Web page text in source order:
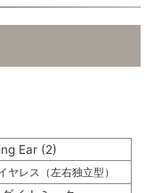
Ear (2)
ヤレス（左右独立型）